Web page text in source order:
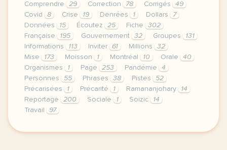
Comprendre
29 Correction 78 Corrigés
49
Covid
8 Crise 19 Denrées 1 Dollars
7
Données
15 Écoutez 25 Fiche
302
Française
195 Gouvernement 32 Groupes
131
Informations
113 Inviter 61 Millions
32
Mise
173 Moisson 1 Montréal 10 Orale
40
Organismes
1 Page 253 Pandémie
4
Personnes
55 Phrases 38 Pistes
52
Précarisées
1 Précarité 1 Ramananjohary
14
Reportage
200 Sociale 1 Soizic
14
Travail
97
le respect de votre vie privee est une priorite